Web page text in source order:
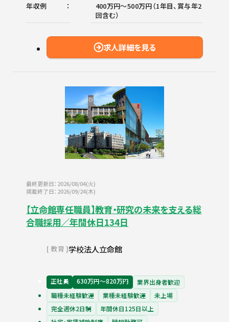
年収例
400万円～500万円（1年目、賞与年2
回含む）
求人詳細を見る
最終更新日：2026/08/04(火)
掲載終了日：2026/09/24(木)
【立命館専任職員】教育・研究の未来を支える総
合職採用／年間休日134日
教育 学校法人立命館
正社員 630万円〜820万円
業界出身者歓迎
職種未経験歓迎
業種未経験歓迎
未上場
完全週休2日制
年間休日125日以上